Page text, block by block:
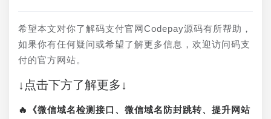
希望本文对你了解码支付官网Codepay源码有所帮助，
如果你有任何疑问或希望了解更多信息，欢迎访问码支
付的官方网站。
↓点击下方了解更多↓
🔥《微信域名检测接口、微信域名防封跳转、提升网站